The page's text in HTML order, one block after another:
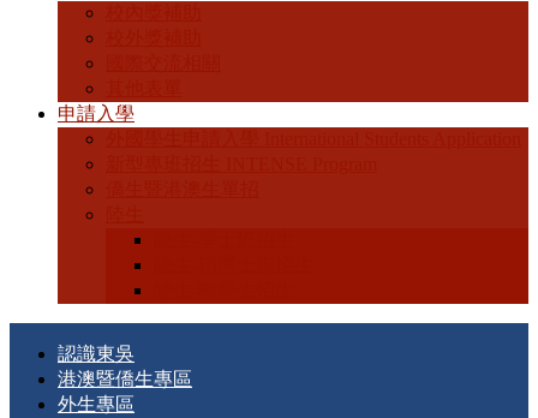
申請入學
認識東吳
港澳暨僑生專區
外生專區